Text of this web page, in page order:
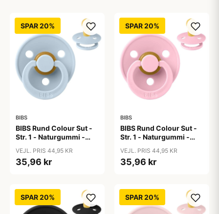
SPAR 20%
BIBS
BIBS Rund Colour Sut -
Str. 1 - Naturgummi -
VEJL. PRIS 44,95 KR
35,96 kr
SPAR 20%
BIBS
BIBS Rund Colour Sut -
Str. 1 - Naturgummi -
VEJL. PRIS 44,95 KR
35,96 kr
SPAR 20% SPAR 20%